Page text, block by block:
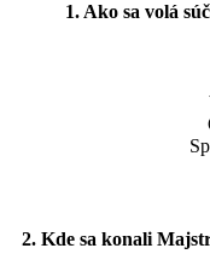
1. Ako sa volá
2. Kde sa konali